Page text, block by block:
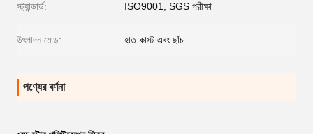
স্ট্যান্ডার্ড: ISO9001, SGS পরীক্ষা
উৎপাদন মোড: হাত কাস্ট এবং ছাঁচ
পণ্যের বর্ণনা